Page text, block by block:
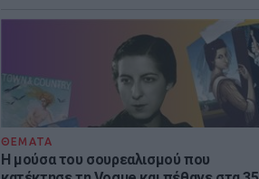
ΘΕΜΑΤΑ
Η μούσα του σουρεαλισμού που